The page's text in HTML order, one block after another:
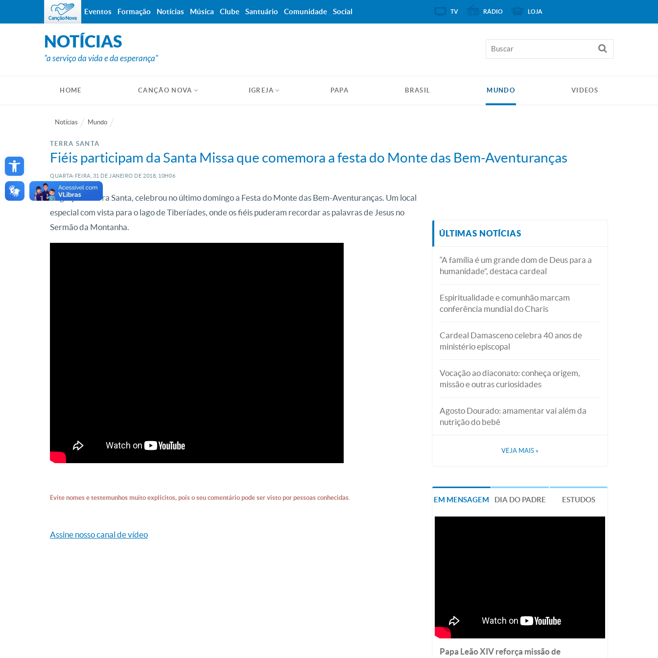
Open toolbar
NOTÍCIAS
"a serviço da vida e da esperança"
HOME CANÇÃO NOVA IGREJA PAPA BRASIL MUNDO VIDEOS
Notícias Mundo
TERRA SANTA
Fiéis participam da Santa Missa que comemora a festa do Monte das Bem-Aventuranças
QUARTA-FEIRA, 31 DE JANEIRO DE 2018, 10H06
A Igreja na Terra Santa, celebrou no último domingo a Festa do Monte das Bem-Aventuranças. Um local
especial com vista para o lago de Tiberíades, onde os fiéis puderam recordar as palavras de Jesus no
Sermão da Montanha.
Evite nomes e testemunhos muito explícitos, pois o seu comentário pode ser visto por pessoas conhecidas.
Assine nosso canal de vídeo
ÚLTIMAS NOTÍCIAS
“A família é um grande dom de Deus para a
humanidade”, destaca cardeal
Espiritualidade e comunhão marcam
conferência mundial do Charis
Cardeal Damasceno celebra 40 anos de
ministério episcopal
Vocação ao diaconato: conheça origem,
missão e outras curiosidades
Agosto Dourado: amamentar vai além da
nutrição do bebê
VEJA MAIS »
EM MENSAGEM DIA DO PADRE ESTUDOS
Papa Leão XIV reforça missão de
Eventos Formação Notícias Música Clube Santuário Comunidade Social TV RÁDIO LOJA